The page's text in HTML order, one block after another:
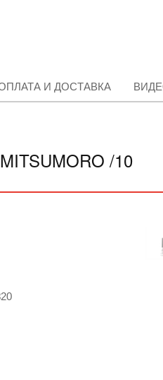
И ДОСТАВКА
/10